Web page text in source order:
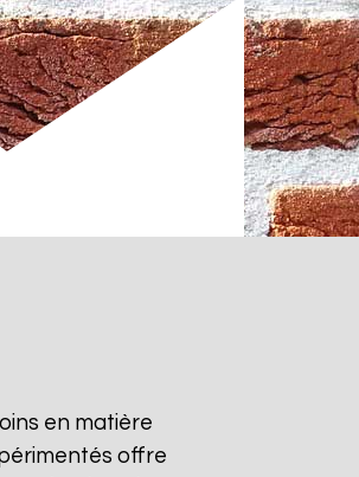
en matière
offre